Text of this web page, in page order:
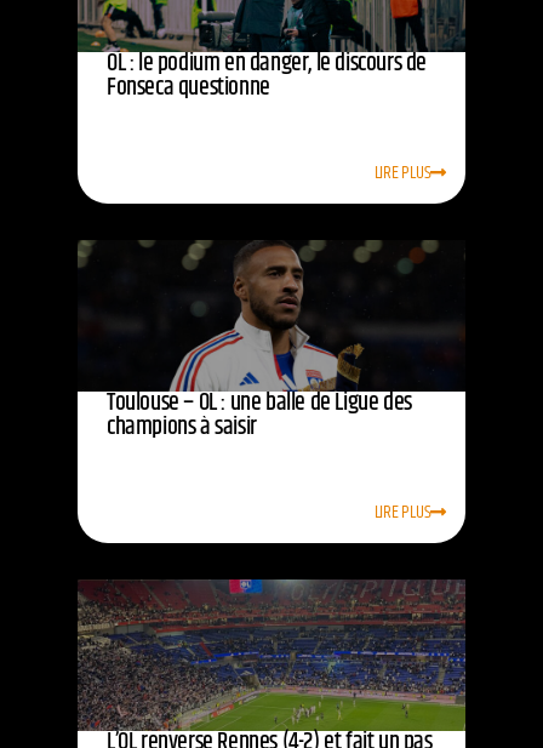
OL : le podium en danger, le discours de
Fonseca questionne
LIRE PLUS
Toulouse – OL : une balle de Ligue des
champions à saisir
LIRE PLUS